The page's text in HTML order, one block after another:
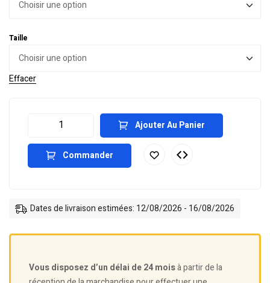
Taille
Effacer
Ajouter Au Panier
Commander
Dates de livraison estimées: 12/08/2026 - 16/08/2026
Vous disposez d’un délai de 24 moisà partir de la